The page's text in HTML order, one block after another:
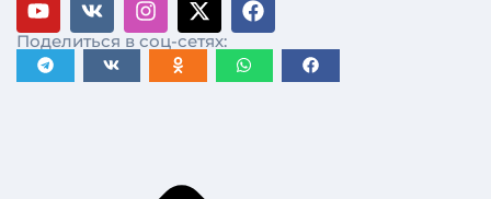
Поделиться в соц-сетях: